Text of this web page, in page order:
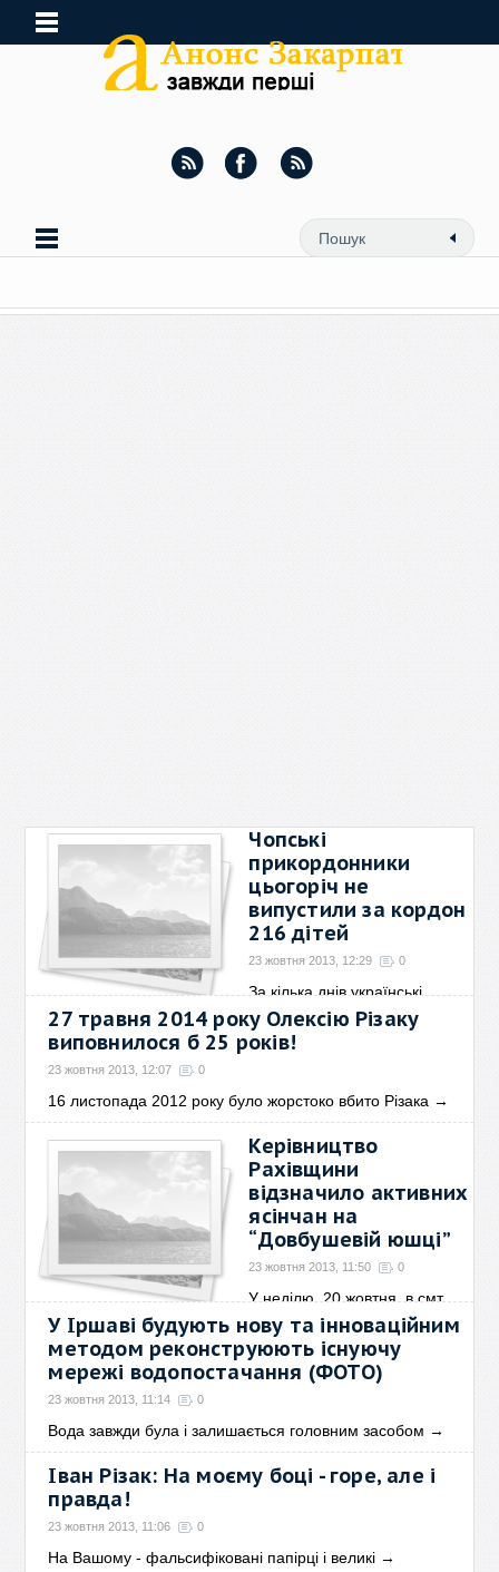
Чопські
прикордонники
цьогоріч не
випустили за кордон
216 дітей
23 жовтня 2013, 12:29 0
За кілька днів українські
школярі зможуть трішки
27 травня 2014 року Олексію Різаку
виповнилося б 25 років!
23 жовтня 2013, 12:07 0
16 листопада 2012 року було жорстоко вбито Різака →
Керівництво
Рахівщини
відзначило активних
ясінчан на
“Довбушевій юшці”
23 жовтня 2013, 11:50 0
У неділю, 20 жовтня, в смт.
Ясіня відбулось→
У Іршаві будують нову та інноваційним
методом реконструюють існуючу
мережі водопостачання (ФОТО)
23 жовтня 2013, 11:14 0
Вода завжди була і залишається головним засобом →
Іван Різак: На моєму боці - горе, але і
правда!
23 жовтня 2013, 11:06 0
На Вашому - фальсифіковані папірці і великі →